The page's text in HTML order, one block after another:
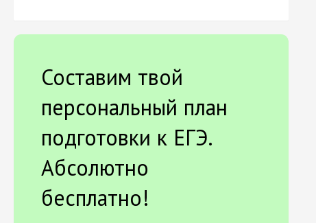
Составим твой
персональный план
подготовки к ЕГЭ.
Абсолютно
бесплатно!